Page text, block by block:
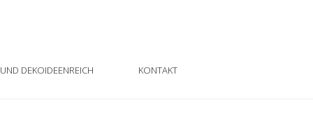
DEKOIDEENREICH KONTAKT